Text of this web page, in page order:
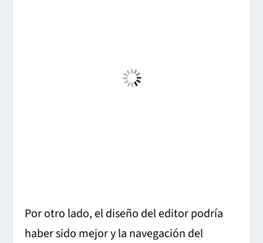
Por otro lado, el diseño del editor podría
haber sido mejor y la navegación del